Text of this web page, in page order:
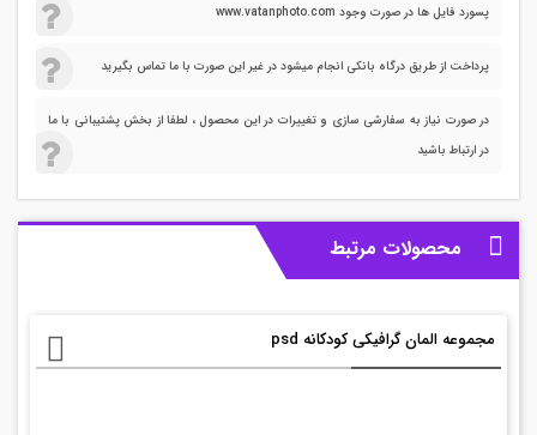
پسورد فایل ها در صورت وجود www.vatanphoto.com
پرداخت از طریق درگاه بانکی انجام میشود در غیر این صورت با ما تماس بگیرید
در صورت نیاز به سفارشی سازی و تغییرات در این محصول ، لطفا از بخش پشتیبانی با ما
در ارتباط باشید
محصولات مرتبط
مجموعه المان گرافیکی کودکانه psd